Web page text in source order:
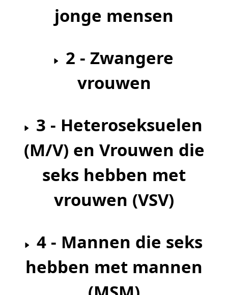
jonge mensen
vrouwen
(M/V) en Vrouwen die
seks hebben met
vrouwen (VSV)
hebben met mannen